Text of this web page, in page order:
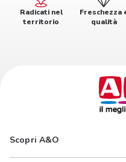
Radicati nel
territorio
Freschezza
qualità
Scopri A&O